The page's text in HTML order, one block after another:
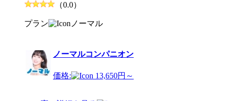
（0.0）
プラン ノーマル
ノーマルコンパニオン
価格: 13,650円～